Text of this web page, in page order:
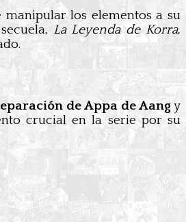
manipular los elementos a su
La Leyenda de Korra,
de Appa de Aangy
crucial en la serie por su